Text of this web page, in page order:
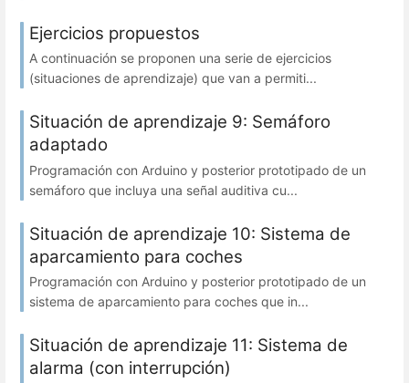
Ejercicios propuestos
A continuación se proponen una serie de ejercicios
(situaciones de aprendizaje) que van a permiti...
Situación de aprendizaje 9: Semáforo
adaptado
Programación con Arduino y posterior prototipado de un
semáforo que incluya una señal auditiva cu...
Situación de aprendizaje 10: Sistema de
aparcamiento para coches
Programación con Arduino y posterior prototipado de un
sistema de aparcamiento para coches que in...
Situación de aprendizaje 11: Sistema de
alarma (con interrupción)